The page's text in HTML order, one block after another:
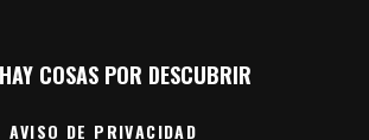
COSAS POR DESCUBRIR
AVISO DE PRIVACIDAD